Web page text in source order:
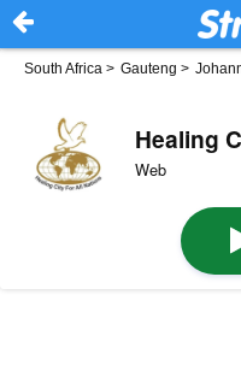
South Africa > Gauteng >
Healing
Web